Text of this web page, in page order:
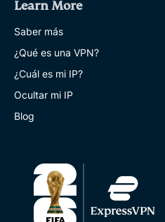
Learn More
Saber más
¿Qué es una VPN?
¿Cuál es mi IP?
Ocultar mi IP
Blog